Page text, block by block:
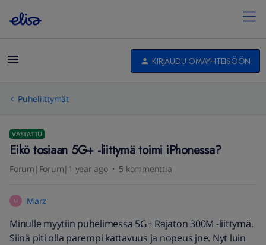
KIRJAUDU OMAYHTEISÖÖN
Puheliittymät
VASTATTU
Eikö tosiaan 5G+ -liittymä toimi iPhonessa?
Forum|Forum|1 year ago 5 kommenttia
M Marz
Minulle myytiin puhelimessa 5G+ Rajaton 300M -liittymä.
Siinä piti olla parempi kattavuus ja nopeus jne. Nyt luin